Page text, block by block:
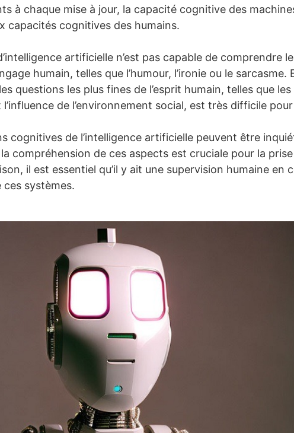
à chaque mise à jour, la capacité cognitive des
capacités cognitives des humains.
artificielle n’est pas capable de comprendre
humain, telles que l’humour, l’ironie ou le sarcasme.
questions les plus fines de l’esprit humain, telles que
de l’environnement social, est très difficile pour
cognitives de l’intelligence artificielle peuvent être
compréhension de ces aspects est cruciale pour la
il est essentiel qu’il y ait une supervision humaine en
ces systèmes.